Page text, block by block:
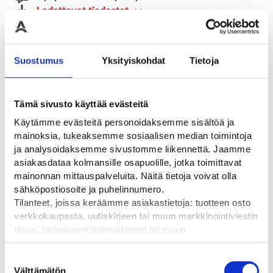
Suostumus Yksityiskohdat Tietoja
Tämä sivusto käyttää evästeitä
Käytämme evästeitä personoidaksemme sisältöä ja
mainoksia, tukeaksemme sosiaalisen median toimintoja
ja analysoidaksemme sivustomme liikennettä. Jaamme
asiakasdataa kolmansille osapuolille, jotka toimittavat
mainonnan mittauspalveluita. Näitä tietoja voivat olla
sähköpostiosoite ja puhelinnumero.
Tilanteet, joissa keräämme asiakastietoja: tuotteen osto
verkkokaupasta, uutiskirjeen tai muun markkinointiviestin
tilaus, tarjouspyyntölomakkeen tai muun
yhteydenottolomakkeen lähettäminen, käyttäjätilin
pyydetään erillinen suostumus tiedon käyttämiseen
Välttämätön
Ladattavat tiedostot
Tutustu myös